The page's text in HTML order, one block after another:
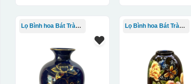
Lọ Bình hoa Bát Tràng in logo Lọ Bình hoa Bát Tràng in logo